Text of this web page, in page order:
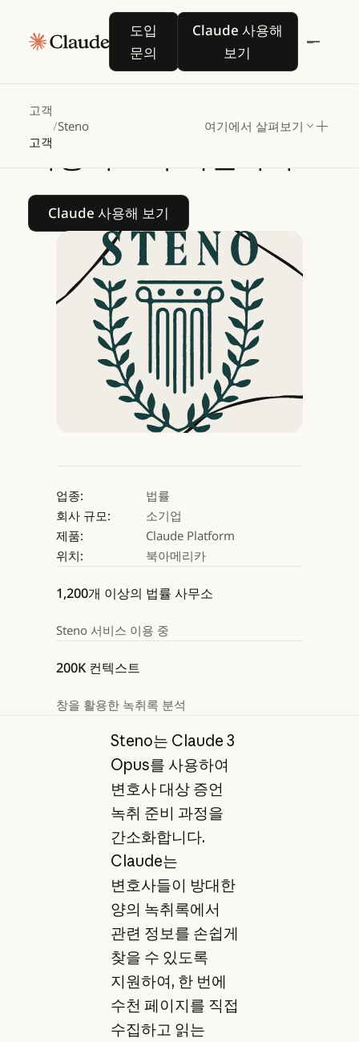
도입
문의
도입 문의
Claude 사용해
보기
Claude 사용해 보기
고객
고객
/Steno 여기에서 살펴보기
Steno,Claude로
변호사들이
법률
녹취록에서핵심
인사이트를
발견
가능하도록
Claude 사용해 보기
Claude 사용해 보기
업종:
법률
회사 규모:
소기업
제품:
Claude Platform
위치:
북아메리카
1,200개 이상의 법률 사무소
Steno 서비스 이용 중
200K 컨텍스트
창을 활용한 녹취록 분석
Steno는 Claude 3
Opus를 사용하여
변호사 대상 증언
녹취 준비 과정을
간소화합니다.
Claude는
변호사들이 방대한
양의 녹취록에서
관련 정보를 손쉽게
찾을 수 있도록
지원하여, 한 번에
수천 페이지를 직접
수집하고 읽는